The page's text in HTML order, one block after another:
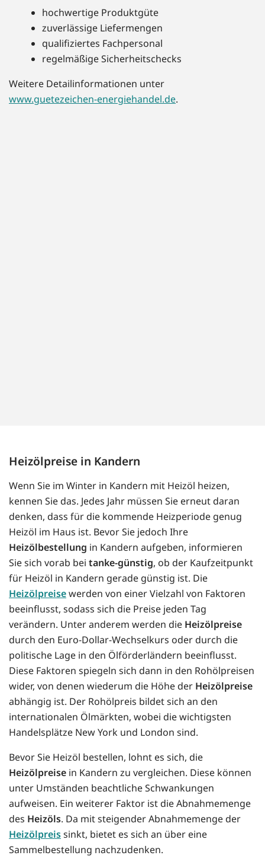
hochwertige Produktgüte
zuverlässige Liefermengen
qualifiziertes Fachpersonal
regelmäßige Sicherheitschecks
Weitere Detailinformationen unter
www.guetezeichen-energiehandel.de.
Heizölpreise in Kandern
Wenn Sie im Winter in Kandern mit Heizöl heizen,
kennen Sie das. Jedes Jahr müssen Sie erneut daran
denken, dass für die kommende Heizperiode genug
Heizöl im Haus ist. Bevor Sie jedoch Ihre
Heizölbestellung in Kandern aufgeben, informieren
Sie sich vorab bei tanke-günstig, ob der Kaufzeitpunkt
für Heizöl in Kandern gerade günstig ist. Die
Heizölpreisewerden von einer Vielzahl von Faktoren
beeinflusst, sodass sich die Preise jeden Tag
verändern. Unter anderem werden die Heizölpreise
durch den Euro-Dollar-Wechselkurs oder durch die
politische Lage in den Ölförderländern beeinflusst.
Diese Faktoren spiegeln sich dann in den Rohölpreisen
wider, von denen wiederum die Höhe der Heizölpreise
abhängig ist. Der Rohölpreis bildet sich an den
internationalen Ölmärkten, wobei die wichtigsten
Handelsplätze New York und London sind.
Bevor Sie Heizöl bestellen, lohnt es sich, die
Heizölpreise in Kandern zu vergleichen. Diese können
unter Umständen beachtliche Schwankungen
aufweisen. Ein weiterer Faktor ist die Abnahmemenge
des Heizöls. Da mit steigender Abnahmemenge der
Heizölpreissinkt, bietet es sich an über eine
Sammelbestellung nachzudenken.